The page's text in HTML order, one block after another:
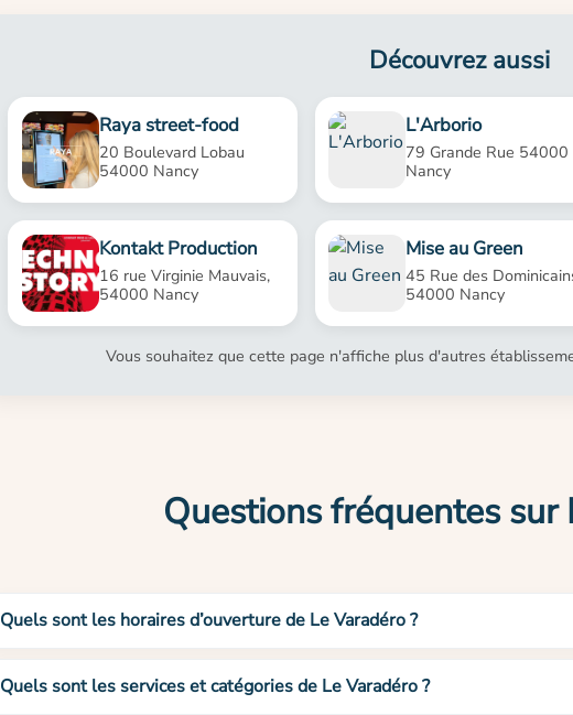
Découvrez aussi
Raya street-food
20 Boulevard Lobau
54000 Nancy
L'Arborio
79 Grande Rue 54000
Nancy
Kontakt Production
16 rue Virginie Mauvais,
54000 Nancy
Mise au Green
45 Rue des
54000 Nancy
Vous souhaitez que cette page n'affiche plus d'autres
Questions fréquentes sur
Quels sont les horaires d’ouverture de Le Varadéro ?
Quels sont les services et catégories de Le Varadéro ?